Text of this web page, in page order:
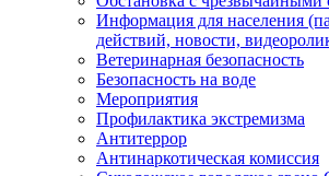
Информация для населения
действий, новости,
Ветеринарная безопасность
Безопасность на воде
Мероприятия
Профилактика экстремизма
Антитеррор
Антинаркотическая комиссия